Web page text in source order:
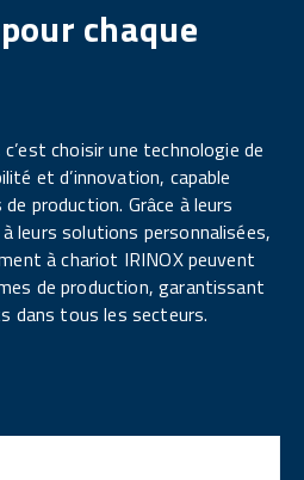
chaque
choisir une technologie de
et d’innovation, capable
production. Grâce à leurs
leurs solutions personnalisées,
à chariot IRINOX peuvent
de production, garantissant
dans tous les secteurs.